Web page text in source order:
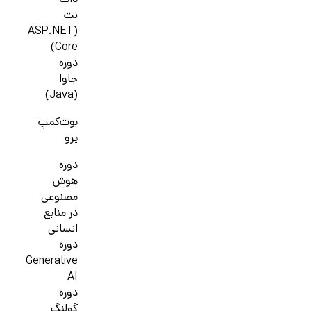
نت
(ASP.NET
Core)
دوره
جاوا
(Java)
بوت‌کمپ
پرو
دوره
هوش
مصنوعی
در منابع
انسانی
دوره
Generative
AI
دوره